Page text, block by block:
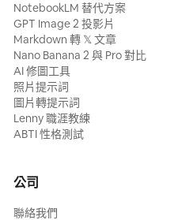
NotebookLM 替代方案
GPT Image 2 投影片
Markdown 轉 𝕏 文章
Nano Banana 2 與 Pro 對比
AI 修圖工具
照片提示詞
圖片轉提示詞
Lenny 職涯教練
ABTI 性格測試
公司
聯絡我們